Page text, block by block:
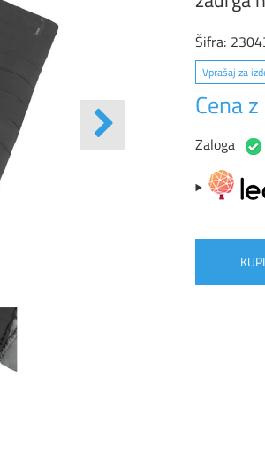
Šifra:
Vprašaj za
Cena
Zaloga
KUPI